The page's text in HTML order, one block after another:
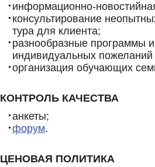
информационно-
консультирование
тура для клиента;
разнообразные программы
индивидуальных пожеланий
организация обучающих
КОНТРОЛЬ КАЧЕСТВА
анкеты;
форум.
ЦЕНОВАЯ ПОЛИТИКА